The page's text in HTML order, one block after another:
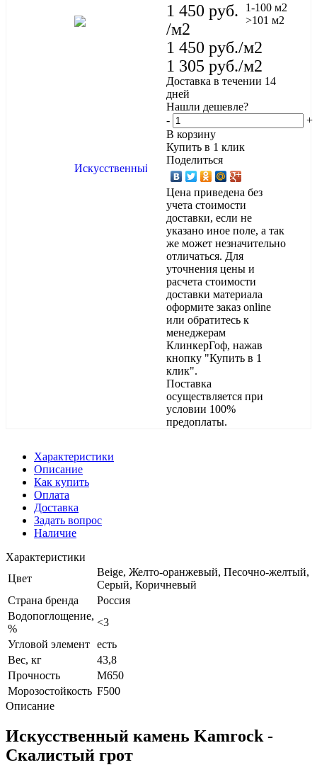
1 450 руб.
/м2
1-100 м2
1 450 руб./м2
>101 м2
1 305 руб./м2
Доставка в течении 14
дней
Нашли дешевле?
-
+
В корзину
Купить в 1 клик
Поделиться
Цена приведена без
учета стоимости
доставки, если не
указано иное поле, а так
же может незначительно
отличаться. Для
уточнения цены и
расчета стоимости
доставки материала
оформите заказ online
или обратитесь к
менеджерам
КлинкерГоф, нажав
кнопку "Купить в 1
клик".
Поставка
осуществляется при
условии 100%
предоплаты.
Характеристики
Описание
Как купить
Оплата
Доставка
Задать вопрос
Наличие
Характеристики
Цвет
Beige, Желто-оранжевый, Песочно-желтый,
Серый, Коричневый
Страна бренда
Россия
Водопоглощение,
%
<3
Угловой элемент есть
Вес, кг
43,8
Прочность
М650
Морозостойкость F500
Описание
Искусственный камень Kamrock -
Скалистый грот